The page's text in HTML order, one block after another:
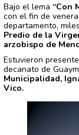
Bajo el lema “Con
con el fin de
departamento,
Predio de la
arzobispo de
Estuvieron
decanato de
Municipalidad,
Vico.